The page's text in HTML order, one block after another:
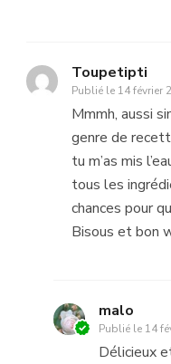
Toupetipti
Publié le 14 février
Mmmh, aussi
genre de
tu m’as mis
tous les
chances pour
Bisous et bon
malo
Publié le 14
Délicieux